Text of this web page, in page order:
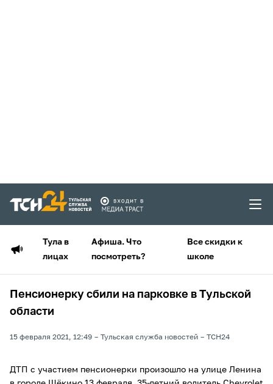
Тула в
лицах
Афиша. Что
посмотреть?
Все скидки к
школе
Пенсионерку сбили на парковке в Тульской
области
15 февраля 2021, 12:49 Тульская служба новостей ТСН24
ДТП с участием пенсионерки произошло на улице Ленина